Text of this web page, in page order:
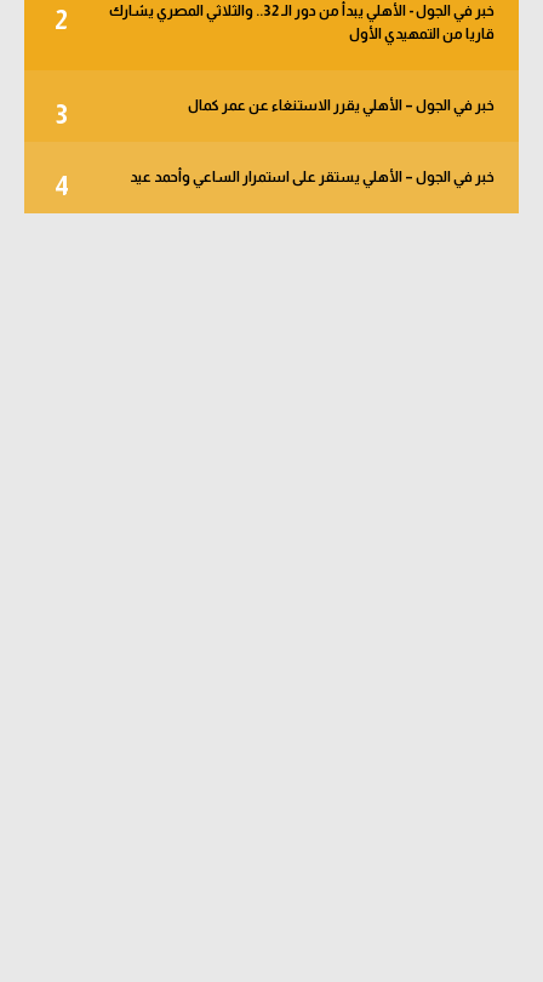
2
خبر في الجول - الأهلي يبدأ من دور الـ 32.. والثلاثي المصري يشارك
قاريا من التمهيدي الأول
3 خبر في الجول – الأهلي يقرر الاستنغاء عن عمر كمال
4 خبر في الجول – الأهلي يستقر على استمرار الساعي وأحمد عيد